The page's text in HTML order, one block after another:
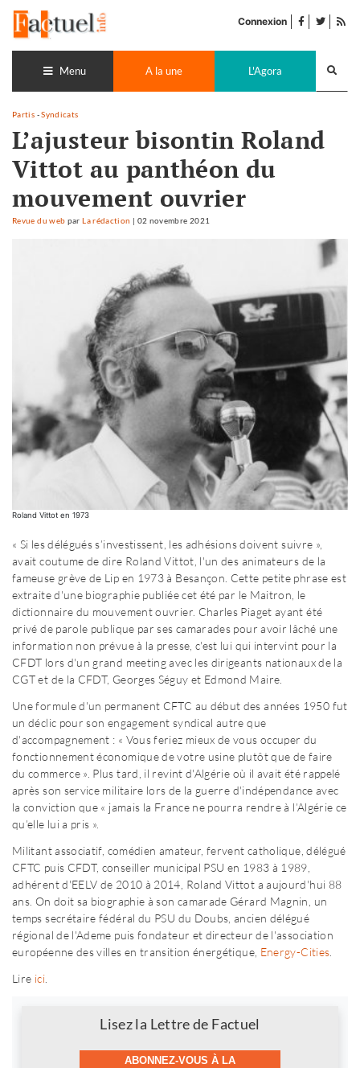
contenu
Connexion facebook
twitter
Menu A la une L'Agora
Partis -Syndicats
L’ajusteur bisontin Roland
Vittot au panthéon du
mouvement ouvrier
Revue du web parLa rédaction | 02 novembre 2021
Roland Vittot en 1973
« Si les délégués s’investissent, les adhésions doivent suivre »,
avait coutume de dire Roland Vittot, l'un des animateurs de la
fameuse grève de Lip en 1973 à Besançon. Cette petite phrase est
extraite d'une biographie publiée cet été par le Maitron, le
dictionnaire du mouvement ouvrier. Charles Piaget ayant été
privé de parole publique par ses camarades pour avoir lâché une
information non prévue à la presse, c'est lui qui intervint pour la
CFDT lors d'un grand meeting avec les dirigeants nationaux de la
CGT et de la CFDT, Georges Séguy et Edmond Maire.
Une formule d'un permanent CFTC au début des années 1950 fut
un déclic pour son engagement syndical autre que
d'accompagnement : « Vous feriez mieux de vous occuper du
fonctionnement économique de votre usine plutôt que de faire
du commerce ». Plus tard, il revint d'Algérie où il avait été rappelé
après son service militaire lors de la guerre d'indépendance avec
la conviction que « jamais la France ne pourra rendre à l’Algérie ce
qu’elle lui a pris ».
Militant associatif, comédien amateur, fervent catholique, délégué
CFTC puis CFDT, conseiller municipal PSU en 1983 à 1989,
adhérent d'EELV de 2010 à 2014, Roland Vittot a aujourd'hui 88
ans. On doit sa biographie à son camarade Gérard Magnin, un
temps secrétaire fédéral du PSU du Doubs, ancien délégué
régional de l'Ademe puis fondateur et directeur de l'association
européenne des villes en transition énergétique, Energy-Cities
Lire ici.
Lisez la Lettre de Factuel
ABONNEZ-VOUS À LA